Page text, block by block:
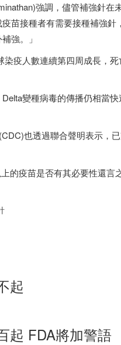
強調，儘管補強針在
苗接種者有需要接種補強
強。」
疫人數連續第四周成長，
變種病毒的傳播仍相當
也透過聯合聲明表示，
的疫苗是否有其必要性還言
起
起 FDA將加警語